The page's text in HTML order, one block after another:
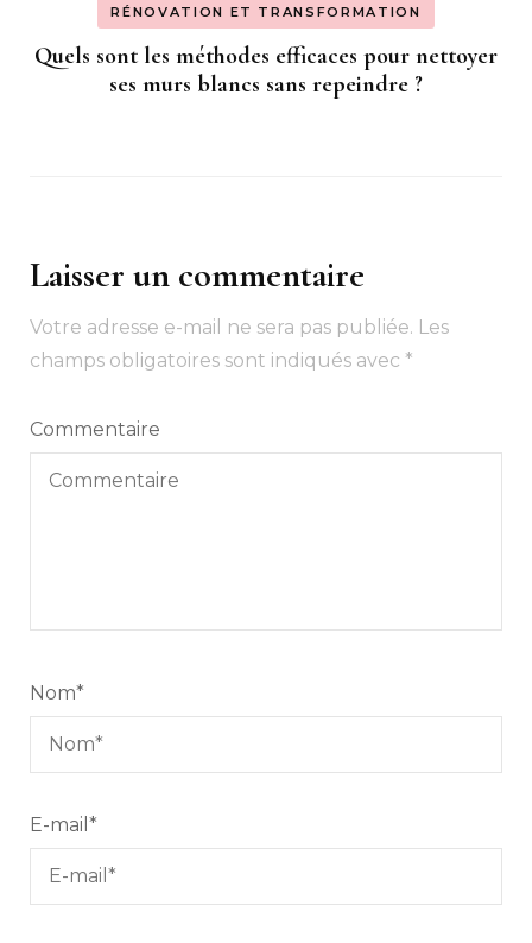
RÉNOVATION ET TRANSFORMATION
Quels sont les méthodes efficaces pour nettoyer
ses murs blancs sans repeindre ?
Laisser un commentaire
Votre adresse e-mail ne sera pas publiée. Les
champs obligatoires sont indiqués avec *
Commentaire
Nom*
E-mail *